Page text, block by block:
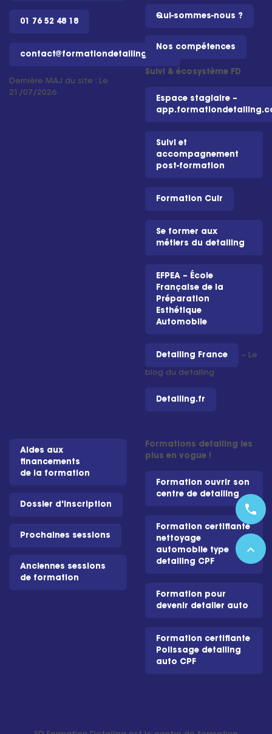
01 76 52 48 18
contact@formationdetailing.com
Dernière MAJ du site : Le
21/07/2026
Qui-sommes-nous ?
Nos compétences
Suivi & écosystème FD
Espace stagiaire –
Suivi et
accompagnement
post-formation
Formation Cuir
Se former aux
métiers du detailing
EFPEA – École
Française de la
Préparation
Esthétique
Automobile
Detailing France – Le
blog du detailing
Detailing.fr
Aides aux
financements
de la formation
Dossier d'inscription
Prochaines sessions
Anciennes sessions
de formation
Formations detailing les
plus en vogue !
Formation ouvrir son
centre de detailing
Formation certifiante
nettoyage
automobile type
detailing CPF
Formation pour
devenir detailer auto
Formation certifiante
Polissage detailing
auto CPF
phone
expand_less